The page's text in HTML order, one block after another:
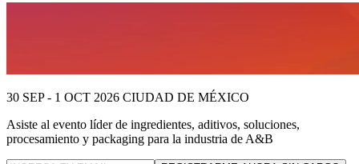
30 SEP - 1 OCT 2026 CIUDAD DE MÉXICO
Asiste al evento líderde ingredientes, aditivos, soluciones,
procesamiento y packaging para la industria de A&B